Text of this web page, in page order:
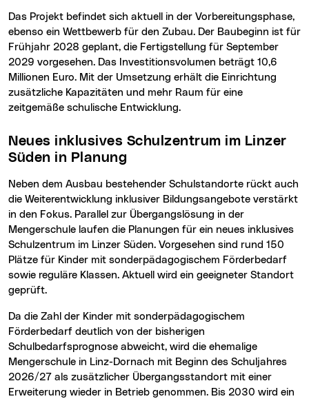
Das Projekt befindet sich aktuell in der Vorbereitungsphase,
ebenso ein Wettbewerb für den Zubau. Der Baubeginn ist für
Frühjahr 2028 geplant, die Fertigstellung für September
2029 vorgesehen. Das Investitionsvolumen beträgt 10,6
Millionen Euro. Mit der Umsetzung erhält die Einrichtung
zusätzliche Kapazitäten und mehr Raum für eine
zeitgemäße schulische Entwicklung.
Neues inklusives Schulzentrum im Linzer
Süden in Planung
Neben dem Ausbau bestehender Schulstandorte rückt auch
die Weiterentwicklung inklusiver Bildungsangebote verstärkt
in den Fokus. Parallel zur Übergangslösung in der
Mengerschule laufen die Planungen für ein neues inklusives
Schulzentrum im Linzer Süden. Vorgesehen sind rund 150
Plätze für Kinder mit sonderpädagogischem Förderbedarf
sowie reguläre Klassen. Aktuell wird ein geeigneter Standort
geprüft.
Da die Zahl der Kinder mit sonderpädagogischem
Förderbedarf deutlich von der bisherigen
Schulbedarfsprognose abweicht, wird die ehemalige
Mengerschule in Linz-Dornach mit Beginn des Schuljahres
2026/27 als zusätzlicher Übergangsstandort mit einer
Erweiterung wieder in Betrieb genommen. Bis 2030 wird ein